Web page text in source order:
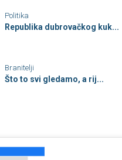
Politika
Republika dubrovačkog kuk...
Branitelji
Što to svi gledamo, a rij...